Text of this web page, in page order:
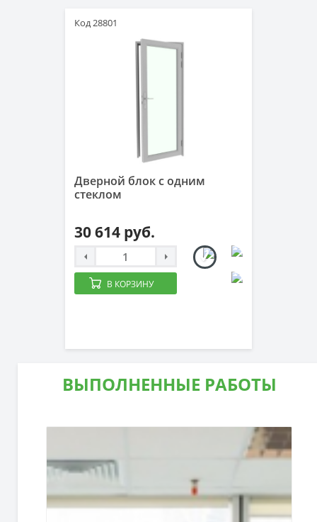
Код 28801
Дверной блок с одним
стеклом
30 614 руб.
В КОРЗИНУ
ВЫПОЛНЕННЫЕ РАБОТЫ